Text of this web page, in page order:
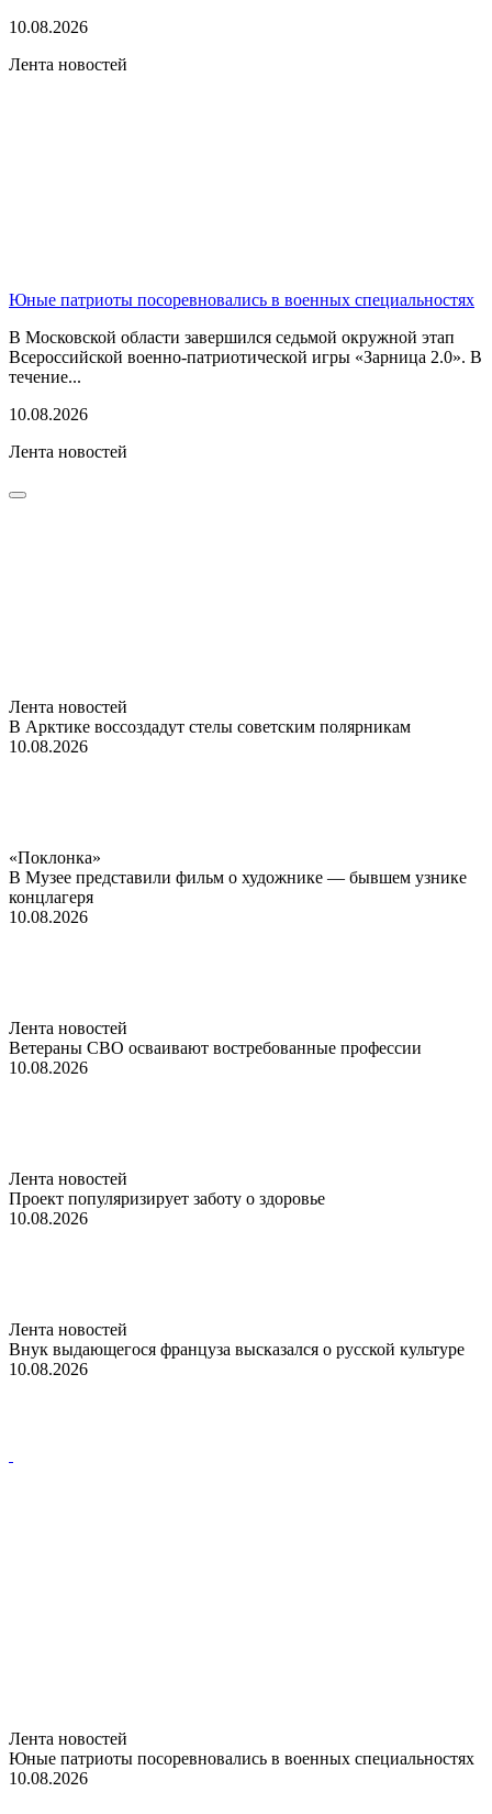
10.08.2026
Лента новостей
Юные патриоты посоревновались в военных специальностях
В Московской области завершился седьмой окружной этап
Всероссийской военно-патриотической игры «Зарница 2.0». В
течение...
10.08.2026
Лента новостей
Лента новостей
В Арктике воссоздадут стелы советским полярникам
10.08.2026
«Поклонка»
В Музее представили фильм о художнике — бывшем узнике
концлагеря
10.08.2026
Лента новостей
Ветераны СВО осваивают востребованные профессии
10.08.2026
Лента новостей
Проект популяризирует заботу о здоровье
10.08.2026
Лента новостей
Внук выдающегося француза высказался о русской культуре
10.08.2026
Лента новостей
Юные патриоты посоревновались в военных специальностях
10.08.2026